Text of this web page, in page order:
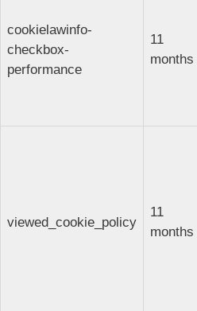
cookielawinfo-
checkbox-
performance
11
months
viewed_cookie_policy
11
months